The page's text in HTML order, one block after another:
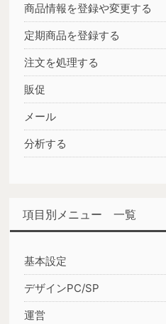
商品情報を登録や変更する
定期商品を登録する
注文を処理する
販促
メール
分析する
項目別メニュー 一覧
基本設定
デザインPC/SP
運営